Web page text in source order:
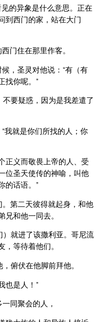
的异象是什么意思。正在
到西门的家，站在大门
门住在那里作客。
，圣灵对他说：“有（有
找你呢。”
要疑惑，因为是我差遣了
我就是你们所找的人；你
正义而敬畏上帝的人、受
位圣天使传的神喻，叫他
的话语。”
第二天彼得就起身，和他
和他一同去。
就进了该撒利亚。哥尼流
等待着他们。
俯伏在他脚前拜他。
也是人！”
同聚会的人，